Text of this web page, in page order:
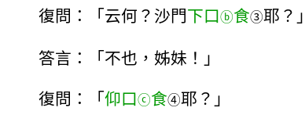
復問：「云何？沙門下口ⓑ食③耶？」
答言：「不也，姊妹！」
復問：「 仰口ⓒ食④耶？」